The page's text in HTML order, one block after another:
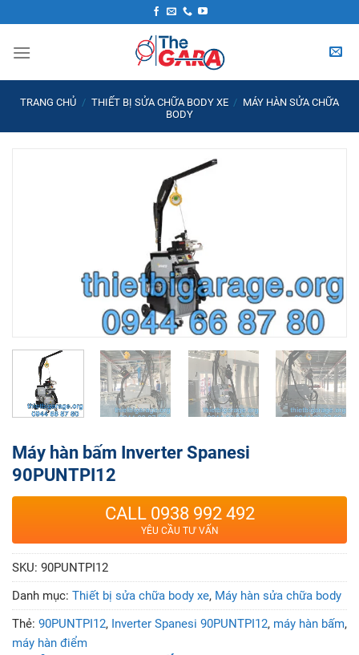
to
content
TRANG CHỦ / THIẾT BỊ SỬA CHỮA BODY XE / MÁY HÀN SỬA CHỮA
BODY
Máy hàn bấm Inverter Spanesi
90PUNTPI12
CALL 0938 992 492
YÊU CẦU TƯ VẤN
SKU: 90PUNTPI12
Danh mục: Thiết bị sửa chữa body xe, Máy hàn sửa chữa body
Thẻ: 90PUNTPI12, Inverter Spanesi 90PUNTPI12, máy hàn bấm,
máy hàn điểm